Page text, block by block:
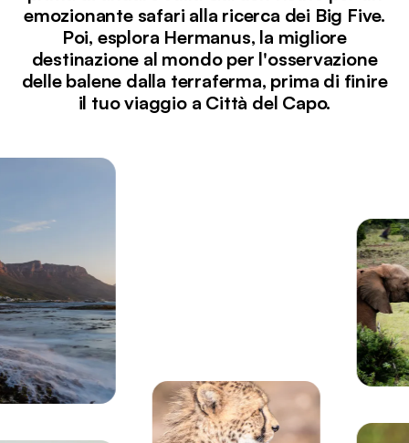
emozionante safari alla ricerca dei Big Five.
Poi, esplora Hermanus, la migliore
destinazione al mondo per l'osservazione
delle balene dalla terraferma, prima di finire
il tuo viaggio a Città del Capo.